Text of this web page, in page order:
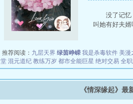
没了记
叫她有好夫婿
推荐阅读： 九层天界 绿茵峥嵘 我是杀毒软件 美漫
堂 混元道纪 教练万岁 都市全能巨星 绝对交易 全
《情深缘起》最